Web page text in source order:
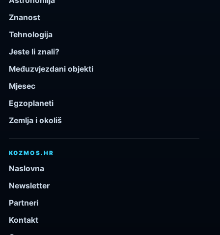
Znanost
Tehnologija
Jeste li znali?
Međuzvjezdani objekti
Mjesec
Egzoplaneti
Zemlja i okoliš
KOZMOS.HR
Naslovna
Newsletter
Partneri
Kontakt